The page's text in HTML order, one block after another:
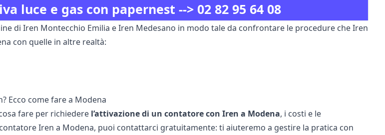
luce e gas con papernest --> 02 82 95 64 08
di Iren Montecchio Emilia e Iren Medesano in modo tale da confrontare le procedure che Iren
con quelle in altre realtà:
Ecco come fare a Modena
fare per richiedere l’attivazione di un contatore con Iren a Modena, i costi e le
Iren a Modena, puoi contattarci gratuitamente: ti aiuteremo a gestire la pratica con